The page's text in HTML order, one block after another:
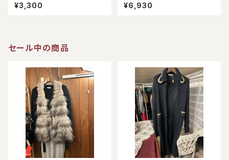
スリーブ（アウトレット）
¥3,300 ク）
¥6,930
セール中の商品